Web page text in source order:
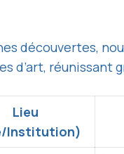
découvertes,
d’art,
Lieu
Institution)